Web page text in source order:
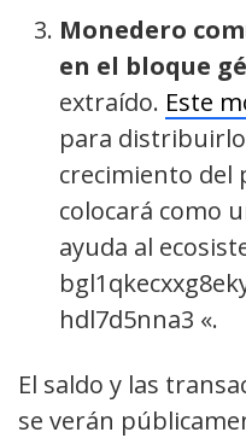
Monedero
en el bloque
extraído. Este
para
crecimiento del
colocará como
ayuda al
hdl7d5nna3 «.
El saldo y las
se verán